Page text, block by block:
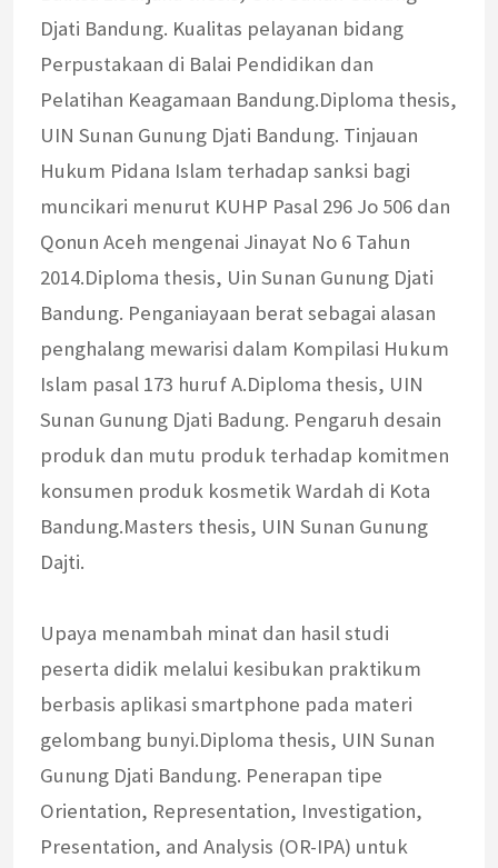
Djati Bandung. Kualitas pelayanan bidang
Perpustakaan di Balai Pendidikan dan
Pelatihan Keagamaan Bandung.Diploma thesis,
UIN Sunan Gunung Djati Bandung. Tinjauan
Hukum Pidana Islam terhadap sanksi bagi
muncikari menurut KUHP Pasal 296 Jo 506 dan
Qonun Aceh mengenai Jinayat No 6 Tahun
2014.Diploma thesis, Uin Sunan Gunung Djati
Bandung. Penganiayaan berat sebagai alasan
penghalang mewarisi dalam Kompilasi Hukum
Islam pasal 173 huruf A.Diploma thesis, UIN
Sunan Gunung Djati Badung. Pengaruh desain
produk dan mutu produk terhadap komitmen
konsumen produk kosmetik Wardah di Kota
Bandung.Masters thesis, UIN Sunan Gunung
Dajti.
Upaya menambah minat dan hasil studi
peserta didik melalui kesibukan praktikum
berbasis aplikasi smartphone pada materi
gelombang bunyi.Diploma thesis, UIN Sunan
Gunung Djati Bandung. Penerapan tipe
Orientation, Representation, Investigation,
Presentation, and Analysis (OR-IPA) untuk